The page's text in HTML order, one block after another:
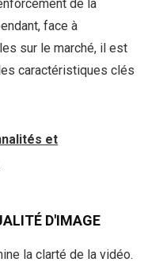
de la
face à
sur le marché, il est
caractéristiques clés
et
D'IMAGE
la clarté de la vidéo.